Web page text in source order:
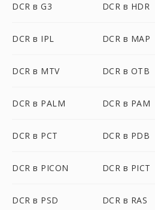
DCR в G3 DCR в HDR
DCR в IPL DCR в MAP
DCR в MTV DCR в OTB
DCR в PALM DCR в PAM
DCR в PCT DCR в PDB
DCR в PICON DCR в PICT
DCR в PSD DCR в RAS